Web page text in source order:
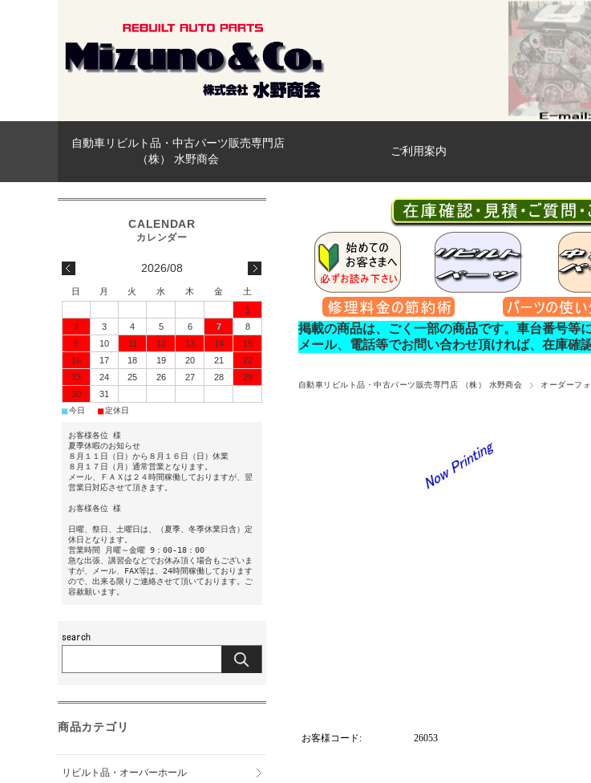
自動車リビルト品・中古パーツ販売専門店
（株） 水野商会
ご利用案内
掲載の商品は、ごく一部の商品です。車台番号等
メール、電話等でお問い合わせ頂ければ、在庫確
自動車リビルト品・中古パーツ販売専門店 （株） 水野商会 オーダーフ
お客様コード: 26053
2026/08
日 月 火 水 木 金
土
1
2
3 4 5 6 7
8
9
10 11 12 13 14
15
16
17 18 19 20 21
22
23
24 25 26 27 28
29
30
31
■今日 ■定休日
お客様各位 様
夏季休暇のお知らせ
８月１１日（日）から８月１６日（日）休業
８月１７日（月）通常営業となります。
メール、ＦＡＸは２４時間稼働しておりますが、翌
営業日対応させて頂きます。
お客様各位 様
日曜、祭日、土曜日は、（夏季、冬季休業日含）定
休日となります。
営業時間 月曜～金曜 9：00-18：00
急な出張、講習会などでお休み頂く場合もございま
すが、メール、FAX等は、24時間稼働しております
ので、出来る限りご連絡させて頂いております。ご
容赦願います。
商品カテゴリ
リビルト品・オーバーホール